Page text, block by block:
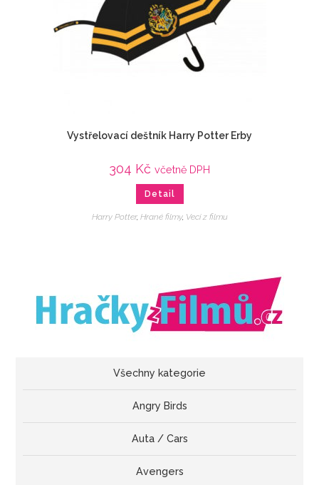
Vystřelovací deštník Harry Potter Erby
304 Kč včetně DPH
Detail
Harry Potter, Hrané filmy, Veci z filmu
Všechny kategorie
Angry Birds
Auta / Cars
Avengers